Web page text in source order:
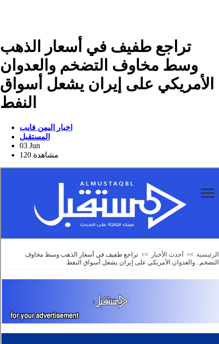
تراجع طفيف في أسعار الذهب
وسط مخاوف التضخم والعدوان
الأمريكي على إيران يشعل أسواق
النفط
اخبار اليمن فايب
المستقبل
03 Jun
120 مشاهدة